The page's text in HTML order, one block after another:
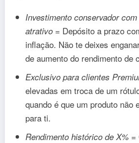
Investimento conservador
atrativo = Depósito a prazo
inflação. Não te deixes
de aumento do rendimento de
Exclusivo para clientes
elevadas em troca de um
quando é que um produto não
para ti.
Rendimento histórico de X% =